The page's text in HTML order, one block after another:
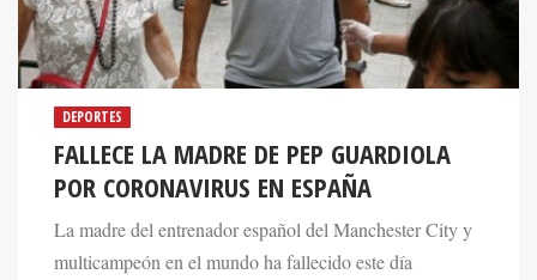
DEPORTES
FALLECE LA MADRE DE PEP GUARDIOLA
POR CORONAVIRUS EN ESPAÑA
La madre del entrenador español del Manchester City y
multicampeón en el mundo ha fallecido este día